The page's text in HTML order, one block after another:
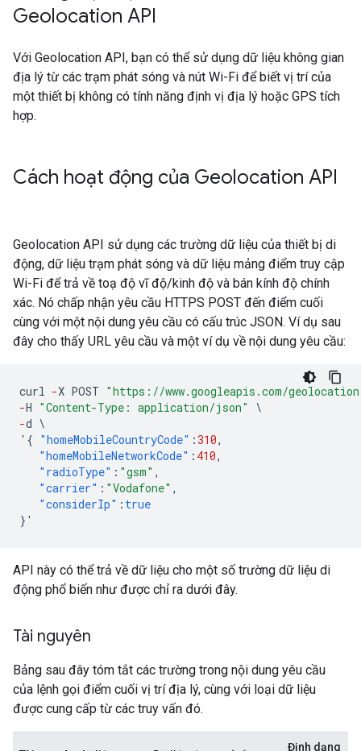
Geolocation API
Với Geolocation API, bạn có thể sử dụng dữ liệu không gian
địa lý từ các trạm phát sóng và nút Wi-Fi để biết vị trí của
một thiết bị không có tính năng định vị địa lý hoặc GPS tích
hợp.
Cách hoạt động của Geolocation API
Geolocation API sử dụng các trường dữ liệu của thiết bị di
động, dữ liệu trạm phát sóng và dữ liệu mảng điểm truy cập
Wi-Fi để trả về toạ độ vĩ độ/kinh độ và bán kính độ chính
xác. Nó chấp nhận yêu cầu HTTPS POST đến điểm cuối
cùng với một nội dung yêu cầu có cấu trúc JSON. Ví dụ sau
đây cho thấy URL yêu cầu và một ví dụ về nội dung yêu cầu:
curl -X POST "https://www.googleapis.com/
-H "Content-Type: application/json"
\
-d \
' { "homeMobileCountryCode" :310,
"homeMobileNetworkCode" : 410,
"radioType" : "gsm" ,
"carrier" : "Vodafone" ,
"considerIp" : true
} '
API này có thể trả về dữ liệu cho một số trường dữ liệu di
động phổ biến như được chỉ ra dưới đây.
Tài nguyên
Bảng sau đây tóm tắt các trường trong nội dung yêu cầu
của lệnh gọi điểm cuối vị trí địa lý, cùng với loại dữ liệu
được cung cấp từ các truy vấn đó.
Định dạng